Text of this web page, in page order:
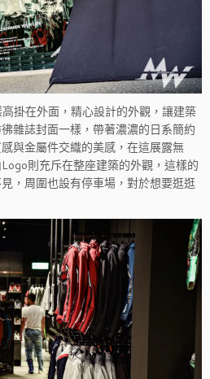
掛在外面，精心設計的外觀，讓建築
雜誌封面一樣，帶著濃濃的日系簡約
與金屬件交織的美感，在這展露無
則充斥在整座建築的外觀，這樣的
，周圍也設有停車場，對於想要逛逛